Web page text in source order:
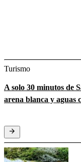
Turismo
A solo 30 minutos de
arena blanca y aguas